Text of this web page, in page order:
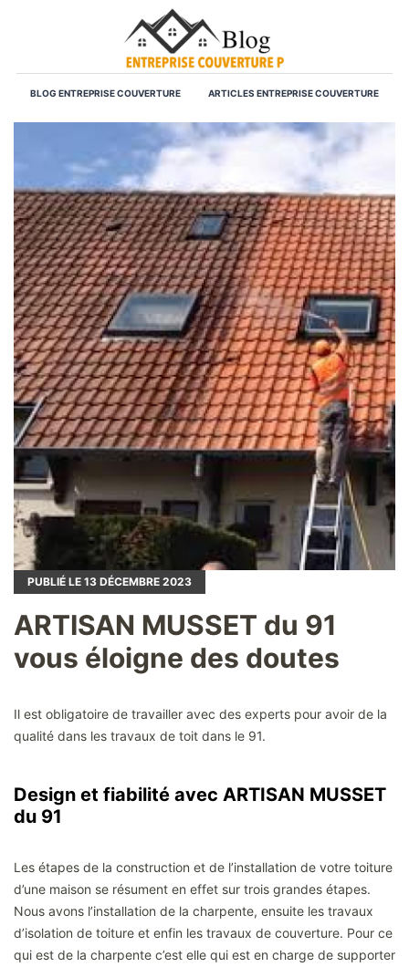
BLOG ENTREPRISE COUVERTURE ARTICLES ENTREPRISE COUVERTURE
PUBLIÉ LE 13 DÉCEMBRE 2023
ARTISAN MUSSET du 91
vous éloigne des doutes
Il est obligatoire de travailler avec des experts pour avoir de la
qualité dans les travaux de toit dans le 91.
Design et fiabilité avec ARTISAN MUSSET
du 91
Les étapes de la construction et de l’installation de votre toiture
d’une maison se résument en effet sur trois grandes étapes.
Nous avons l’installation de la charpente, ensuite les travaux
d’isolation de toiture et enfin les travaux de couverture. Pour ce
qui est de la charpente c’est elle qui est en charge de supporter